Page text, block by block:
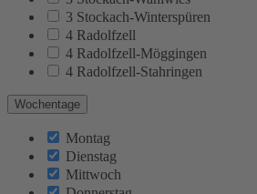
3 Stockach-Winterspüren
4 Radolfzell
4 Radolfzell-Möggingen
4 Radolfzell-Stahringen
Wochentage
Montag
Dienstag
Mittwoch